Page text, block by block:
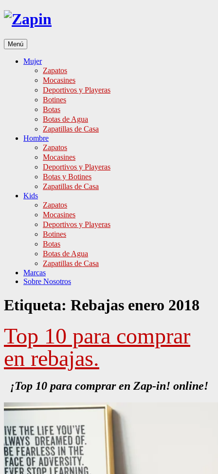
Ir
Menú
Mujer
Zapatos
Mocasines
Deportivos y Playeras
Botines
Botas
Botas de Agua
Zapatillas de Casa
Hombre
Zapatos
Mocasines
Deportivos y Playeras
Botas y Botines
Zapatillas de Casa
Kids
Zapatos
Mocasines
Deportivos y Playeras
Botines
Botas
Botas de Agua
Zapatillas de Casa
Marcas
Sobre Nosotros
Etiqueta: Rebajas enero 2018
Top 10 para comprar
en rebajas.
¡Top 10 para comprar en Zap-in! online!